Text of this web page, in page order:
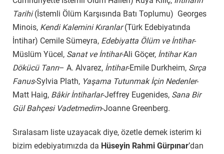
Tarihi(İstemli Ölüm Karşısında Batı Toplumu) Georges
Minois, Kendi Kalemini Kıranlar(Türk Edebiyatında
İntihar) Cemile Sümeyra, Edebiyatta Ölüm ve İntihar-
Müslüm Yücel, Sanat ve İntihar-Ali Göçer, İntihar Kan
Dökücü Tanrı– A. Alvarez, İntihar-Emile Durkheim, Sırça
Fanus-Sylvia Plath, Yaşama Tutunmak İçin Nedenler-
Matt Haig, Bâkir İntiharlar-Jeffrey Eugenides, Sana Bir
Gül Bahçesi Vadetmedim-Joanne Greenberg.
Sıralasam liste uzayacak diye, özetle demek isterim ki
bizim edebiyatımızda da Hüseyin Rahmi Gürpınar’dan